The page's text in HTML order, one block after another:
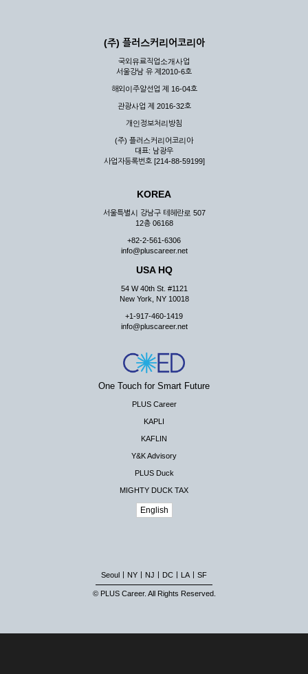
(주) 플러스커리어코리아
국외유료직업소개사업
서울강남 유 제2010-6호
해외이주알선업 제 16-04호
관광사업 제 2016-32호
개인정보처리방침
(주) 플러스커리어코리아
대표: 남광우
사업자등록번호 [214-88-59199]
KOREA
서울특별시 강남구 테헤란로 507
12층 06168
+82-2-561-6306
info@pluscareer.net
USA HQ
54 W 40th St. #1121
New York, NY 10018
+1-917-460-1419
info@pluscareer.net
One Touch for Smart Future
PLUS Career
KAPLI
KAFLIN
Y&K Advisory
PLUS Duck
MIGHTY DUCK TAX
English
Seoul NY NJ DC LA SF
© PLUS Career. All Rights Reserved.